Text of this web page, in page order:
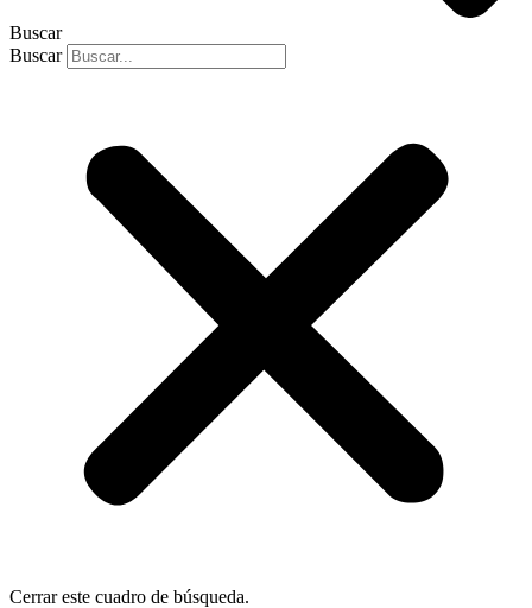
Buscar
Buscar
Cerrar este cuadro de búsqueda.